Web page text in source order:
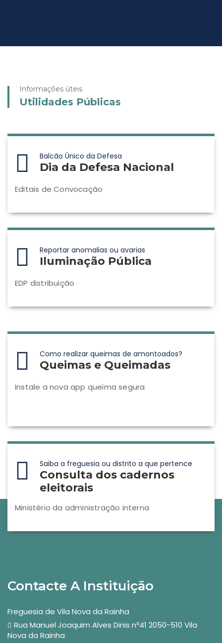
Informações úteis
Utilidades Públicas
Balcão Único da Defesa
Dia da Defesa Nacional
Editais de Convocação
Reportar anomalias ou avarias
Iluminação Pública
EDP distribuição
Como realizar queimas de amontoados?
Queimas e Queimadas
Instale a nova app queima segura
Saiba a freguesia ou distrito a que pertence
Consulta dos cadernos
eleitorais
Ministério da administração interna
Contacte A Instituição
Freguesia de Vila Nova da Rainha
Rua Manuel Joaquim Alves Dinis nº41 2050-510 Vila
Nova da Rainha